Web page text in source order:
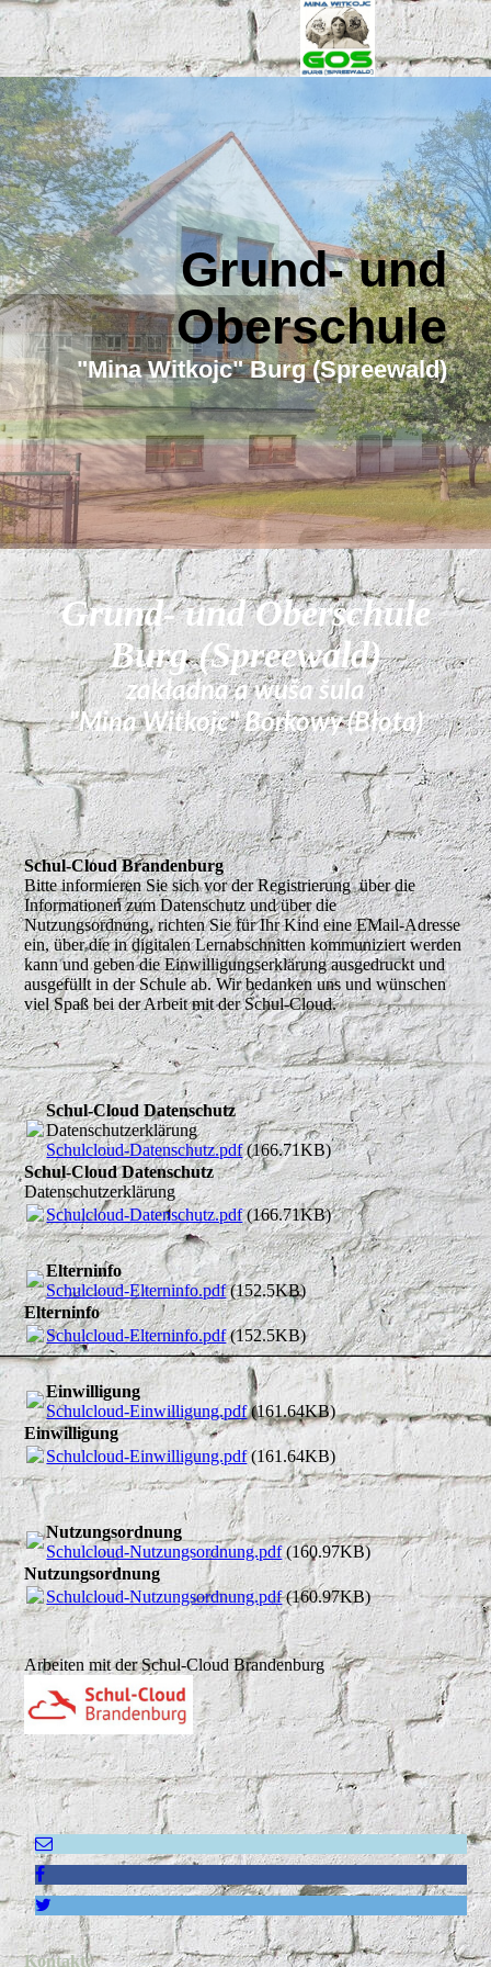
Grund- und
Oberschule
"Mina Witkojc" Burg (Spreewald)
Grund- und Oberschule
Burg (Spreewald)
zakładna a wuša šula
"Mina Witkojc" Bórkowy (Błota)
Schul-Cloud Brandenburg
Bitte informieren Sie sich vor der Registrierung über die
Informationen zum Datenschutz und über die
Nutzungsordnung, richten Sie für Ihr Kind eine EMail-Adresse
ein, über die in digitalen Lernabschnitten kommuniziert werden
kann und geben die Einwilligungserklärung ausgedruckt und
ausgefüllt in der Schule ab. Wir bedanken uns und wünschen
viel Spaß bei der Arbeit mit der Schul-Cloud.
Schul-Cloud Datenschutz
Datenschutzerklärung
Schulcloud-Datenschutz.pdf(166.71KB)
Schul-Cloud Datenschutz
Datenschutzerklärung
Schulcloud-Datenschutz.pdf(166.71KB)
Elterninfo
Schulcloud-Elterninfo.pdf(152.5KB)
Elterninfo
Schulcloud-Elterninfo.pdf(152.5KB)
Einwilligung
Schulcloud-Einwilligung.pdf(161.64KB)
Einwilligung
Schulcloud-Einwilligung.pdf(161.64KB)
Nutzungsordnung
Schulcloud-Nutzungsordnung.pdf(160.97KB)
Nutzungsordnung
Schulcloud-Nutzungsordnung.pdf(160.97KB)
Arbeiten mit der Schul-Cloud Brandenburg
Kontakt: